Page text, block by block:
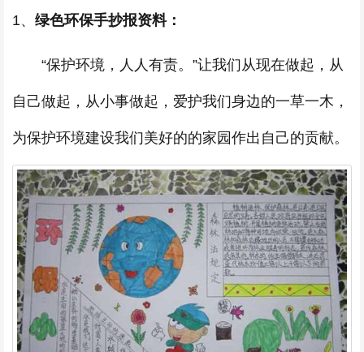
1、 绿色环保手抄报资料：
“保护环境，人人有责。”让我们从现在做起，从
自己做起，从小事做起，爱护我们身边的一草一木，
为保护环境建设我们美好的的家园作出自己的贡献。